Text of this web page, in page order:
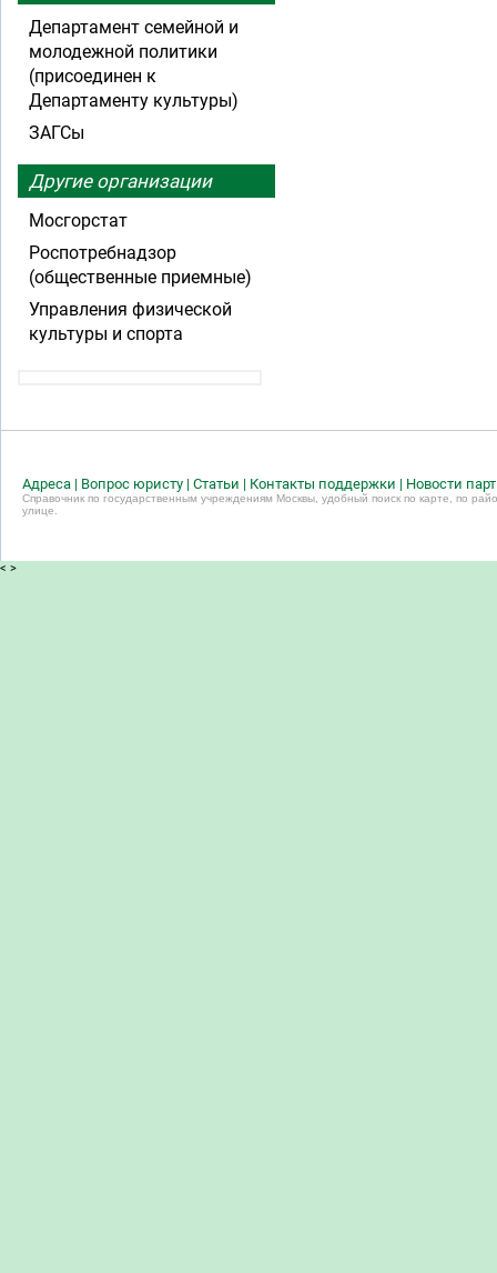
Департамент семейной и
молодежной политики
(присоединен к
Департаменту культуры)
ЗАГСы
Другие организации
Мосгорстат
Роспотребнадзор
(общественные приемные)
Управления физической
культуры и спорта
Адреса | Вопрос юристу | Статьи | Контакты поддержки | Новости
Справочник по государственным учреждениям Москвы, удобный поиск по карте, по
улице.
< >